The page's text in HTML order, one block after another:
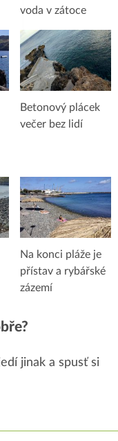
voda v zátoce
Betonový plácek
večer bez lidí
Na konci pláže je
přístav a rybářské
zázemí
jinak a spusť si